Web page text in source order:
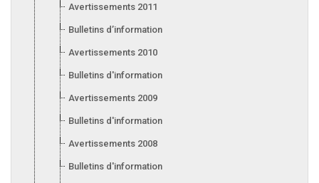
Avertissements 2011
Bulletins d’information 2011
Avertissements 2010
Bulletins d'information 2010
Avertissements 2009
Bulletins d'information 2009
Avertissements 2008
Bulletins d'information 2008